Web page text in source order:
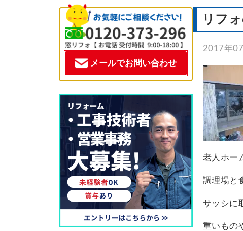
リフ
2017年
老人ホー
調理場と
サッシに
重いもの
メールでお問い合わせ